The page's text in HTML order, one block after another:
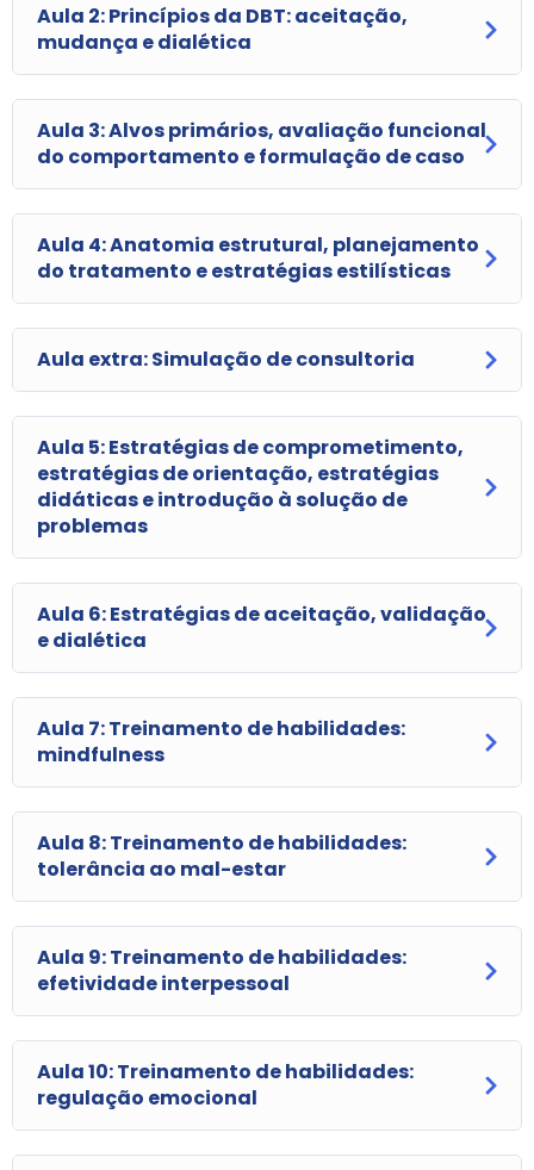
Aula 2: Princípios da DBT: aceitação,
mudança e dialética
Aula 3: Alvos primários, avaliação funcional
do comportamento e formulação de caso
Aula 4: Anatomia estrutural, planejamento
do tratamento e estratégias estilísticas
Aula extra: Simulação de consultoria
Aula 5: Estratégias de comprometimento,
estratégias de orientação, estratégias
didáticas e introdução à solução de
problemas
Aula 6: Estratégias de aceitação, validação
e dialética
Aula 7: Treinamento de habilidades:
mindfulness
Aula 8: Treinamento de habilidades:
tolerância ao mal-estar
Aula 9: Treinamento de habilidades:
efetividade interpessoal
Aula 10: Treinamento de habilidades:
regulação emocional